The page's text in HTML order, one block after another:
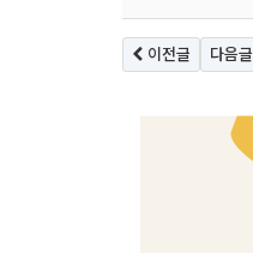
이전글 다음글